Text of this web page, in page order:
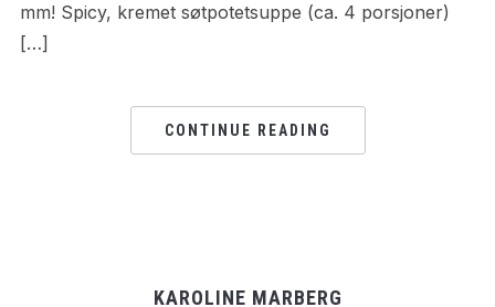
mm! Spicy, kremet søtpotetsuppe (ca. 4 porsjoner)
[…]
CONTINUE READING
KAROLINE MARBERG